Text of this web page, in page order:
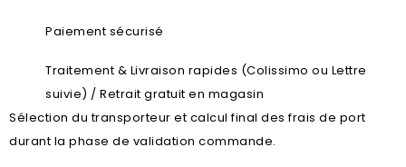
Paiement sécurisé
Traitement & Livraison rapides (Colissimo ou Lettre
suivie) / Retrait gratuit en magasin
Sélection du transporteur et calcul final des frais de port
durant la phase de validation commande.